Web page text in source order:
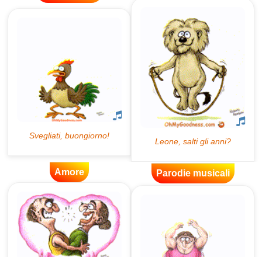
Amore Parodie musicali